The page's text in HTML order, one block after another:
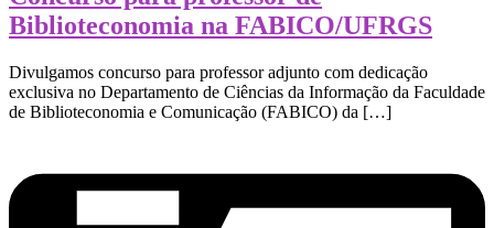
Biblioteconomia na FABICO/UFRGS
Divulgamos concurso para professor adjunto com dedicação
exclusiva no Departamento de Ciências da Informação da Faculdade
de Biblioteconomia e Comunicação (FABICO) da […]